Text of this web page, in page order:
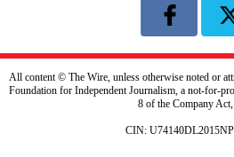
All content © The Wire, unless otherwise noted or
Foundation for Independent Journalism, a not-for-
8 of the Company Act,
CIN: